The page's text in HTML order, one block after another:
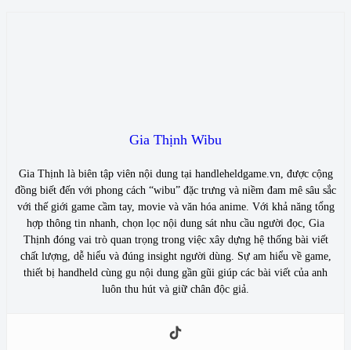
Gia Thịnh Wibu
Gia Thịnh là biên tập viên nội dung tại handleheldgame.vn, được cộng
đồng biết đến với phong cách “wibu” đặc trưng và niềm đam mê sâu sắc
với thế giới game cầm tay, movie và văn hóa anime. Với khả năng tổng
hợp thông tin nhanh, chọn lọc nội dung sát nhu cầu người đọc, Gia
Thịnh đóng vai trò quan trọng trong việc xây dựng hệ thống bài viết
chất lượng, dễ hiểu và đúng insight người dùng. Sự am hiểu về game,
thiết bị handheld cùng gu nội dung gần gũi giúp các bài viết của anh
luôn thu hút và giữ chân độc giả.